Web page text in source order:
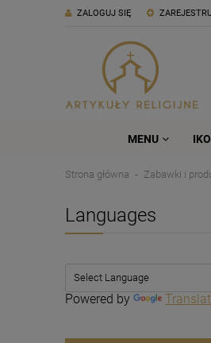
ZALOGUJ SIĘ
MENU
Strona główna Zabawki i
Languages
Powered by